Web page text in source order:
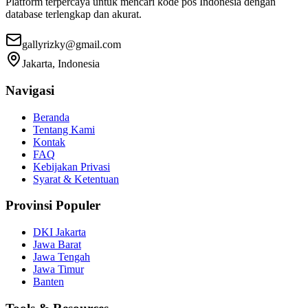
database terlengkap dan akurat.
gallyrizky@gmail.com
Jakarta, Indonesia
Navigasi
Beranda
Tentang Kami
Kontak
FAQ
Kebijakan Privasi
Syarat & Ketentuan
Provinsi Populer
DKI Jakarta
Jawa Barat
Jawa Tengah
Jawa Timur
Banten